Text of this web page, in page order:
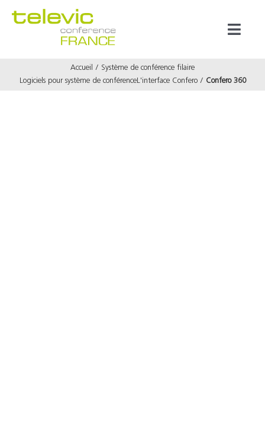
Produits
Accueil
Système de conférence filaire
Logiciels pour système de conférenceL'interface Confero Confero 360